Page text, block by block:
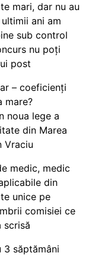
mari, dar nu au
ani am
sub control
nu poți
post
– coeficienți
mare?
noua lege a
din Marea
Vraciu
medic, medic
din
unice pe
comisiei ce
scrisă
3 săptămâni